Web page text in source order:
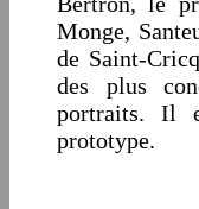
Monge,
de Saint-
des plus
portraits. Il
prototype.